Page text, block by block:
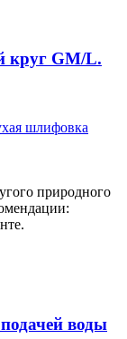
круг GM/L.
шлифовка
природного
воды